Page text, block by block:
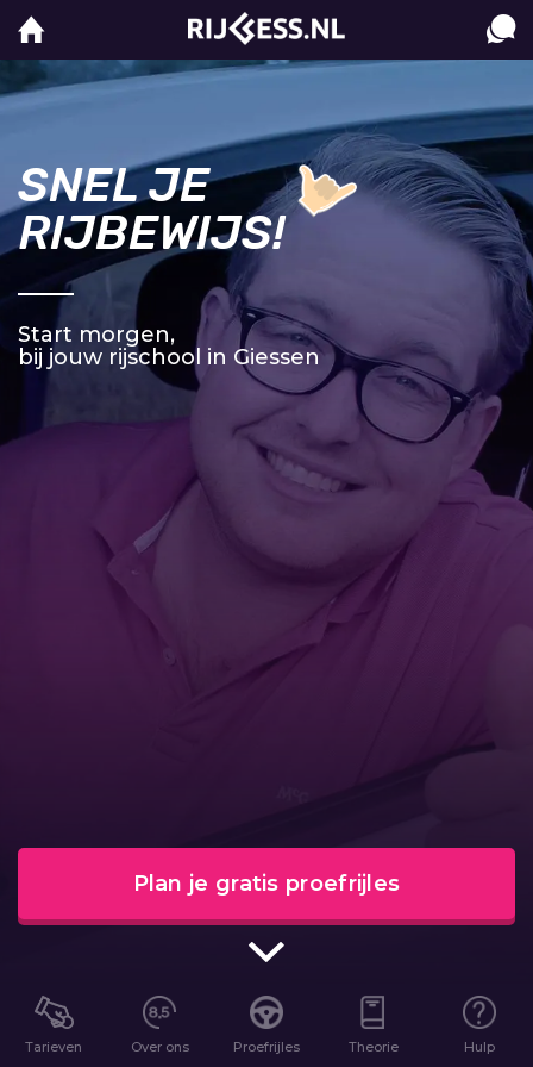
SNEL JE
RIJBEWIJS!
Start morgen,
bij jouw rijschool in Giessen
Plan je gratis proefrijles
Tarieven Over ons Proefrijles Theorie Hulp